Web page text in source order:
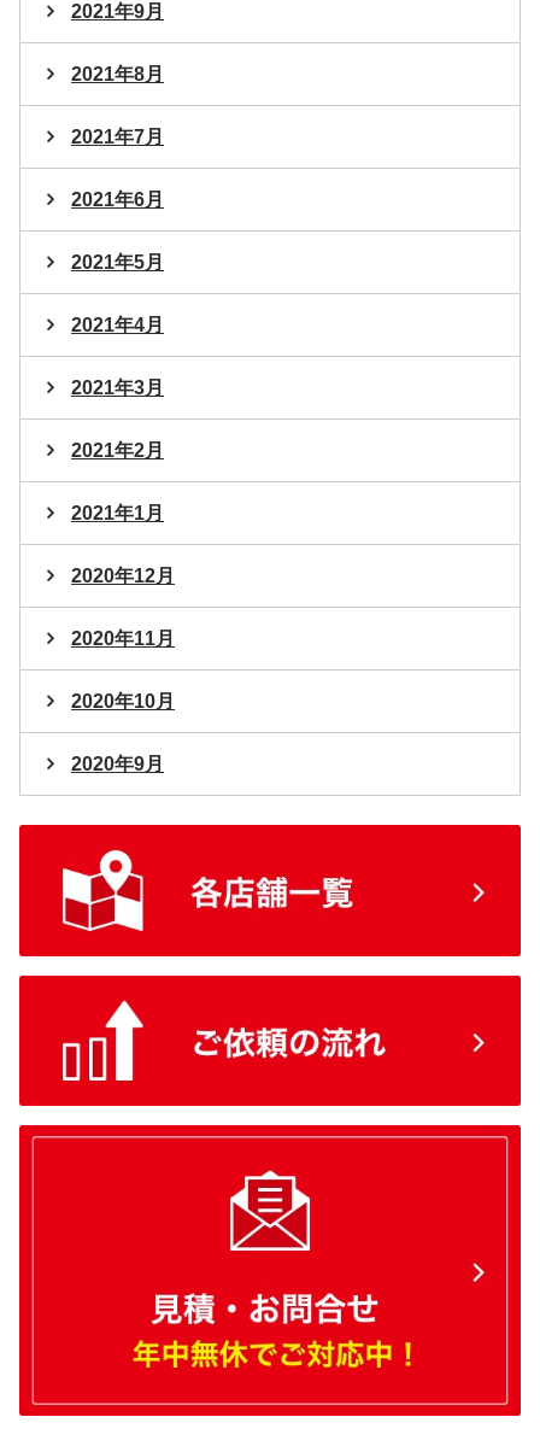
2021年9月
2021年8月
2021年7月
2021年6月
2021年5月
2021年4月
2021年3月
2021年2月
2021年1月
2020年12月
2020年11月
2020年10月
2020年9月